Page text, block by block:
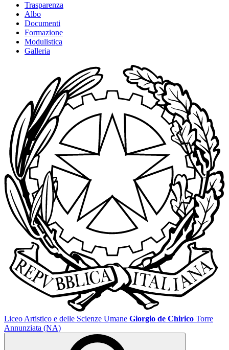
Trasparenza
Albo
Documenti
Formazione
Modulistica
Galleria
Liceo Artistico e delle Scienze Umane Giorgio de Chirico Torre
Annunziata (NA)